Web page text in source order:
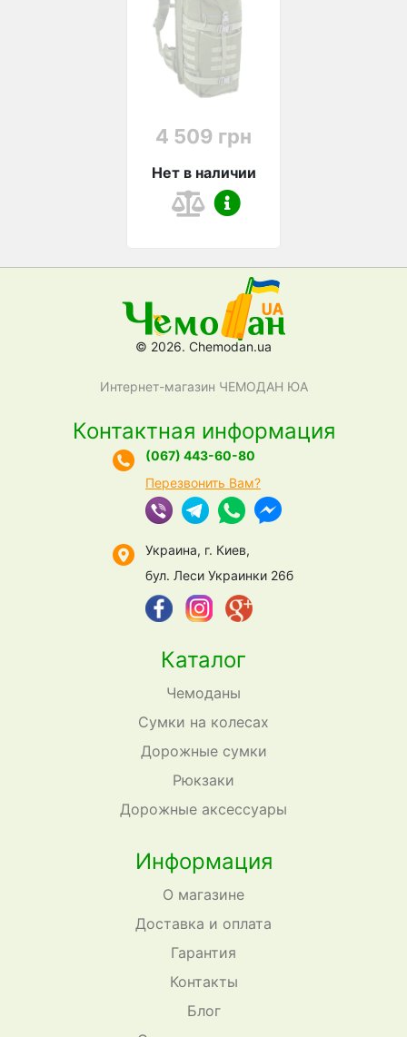
4 509 грн
Нет в наличии
© 2026. Chemodan.ua
Интернет-магазин ЧЕМОДАН ЮА
Каталог
Чемоданы
Сумки на колесах
Дорожные сумки
Рюкзаки
Дорожные аксессуары
Информация
О магазине
Доставка и оплата
Гарантия
Контакты
Блог
Контактная информация
(067) 443-60-80
Перезвонить Вам?
Украина, г. Киев,
бул. Леси Украинки 26б